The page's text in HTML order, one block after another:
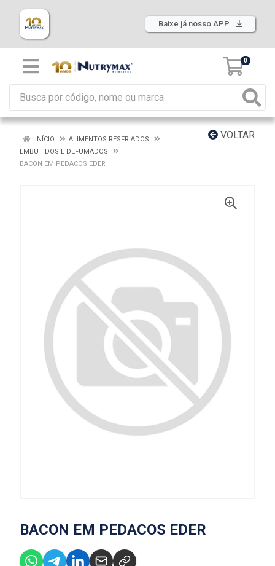
Baixe já nosso APP
0
VOLTAR
INÍCIO
ALIMENTOS RESFRIADOS
EMBUTIDOS E DEFUMADOS
BACON EM PEDACOS EDER
BACON EM PEDACOS EDER